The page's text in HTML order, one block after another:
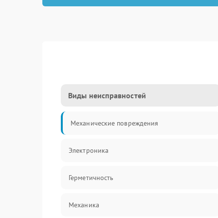
Виды неисправностей
Механические повреждения
Электроника
Герметичность
Механика